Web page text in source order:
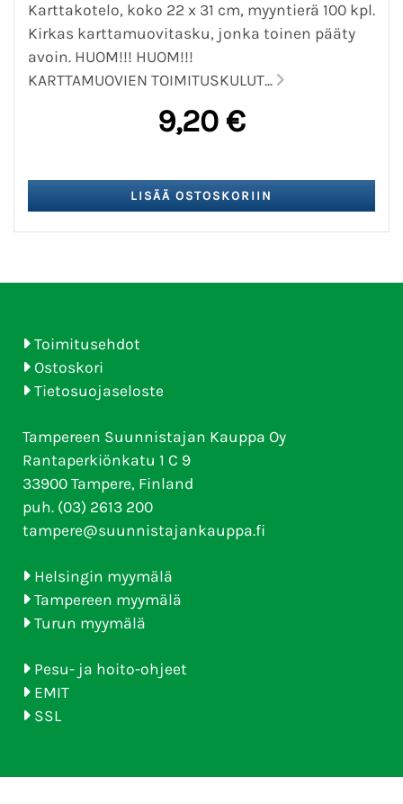
Karttakotelo, koko 22 x 31 cm, myyntierä 100 kpl.
Kirkas karttamuovitasku, jonka toinen pääty
avoin. HUOM!!! HUOM!!!
KARTTAMUOVIEN TOIMITUSKULUT...
9,20 €
Toimitusehdot
Ostoskori
Tietosuojaseloste
Tampereen Suunnistajan Kauppa Oy
Rantaperkiönkatu 1 C 9
33900 Tampere, Finland
puh. (03) 2613 200
tampere@suunnistajankauppa.fi
Helsingin myymälä
Tampereen myymälä
Turun myymälä
Pesu- ja hoito-ohjeet
EMIT
SSL